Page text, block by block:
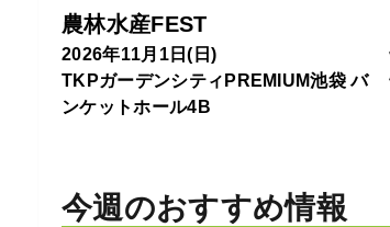
農林水産FEST
2026年11月1日(日)
TKPガーデンシティPREMIUM池袋 バ
ンケットホール4B
今週のおすすめ情報